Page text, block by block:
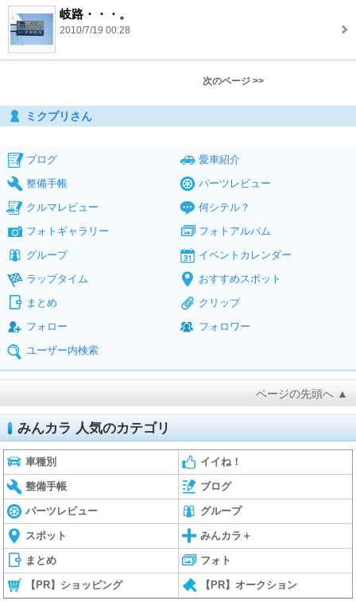
岐路・・・。
2010/7/19 00:28
次のページ >>
ミクプリさん
ブログ
愛車紹介
整備手帳
パーツレビュー
クルマレビュー
何シテル？
フォトギャラリー
フォトアルバム
グループ
イベントカレンダー
ラップタイム
おすすめスポット
まとめ
クリップ
フォロー
フォロワー
ユーザー内検索
ページの先頭へ ▲
みんカラ 人気のカテゴリ
車種別 イイね！
整備手帳 ブログ
パーツレビュー グループ
スポット みんカラ＋
まとめ フォト
【PR】ショッピング 【PR】オークション